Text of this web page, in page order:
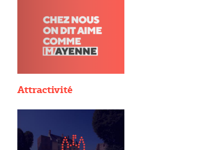
Attractivité